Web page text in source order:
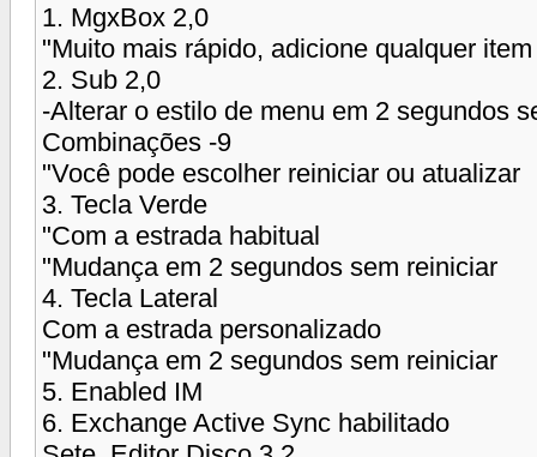
1. MgxBox 2,0
"Muito mais rápido, adicione qualquer
2. Sub 2,0
-Alterar o estilo de menu em 2 segundos
Combinações -9
"Você pode escolher reiniciar ou atualizar
3. Tecla Verde
"Com a estrada habitual
"Mudança em 2 segundos sem reiniciar
4. Tecla Lateral
Com a estrada personalizado
"Mudança em 2 segundos sem reiniciar
5. Enabled IM
6. Exchange Active Sync habilitado